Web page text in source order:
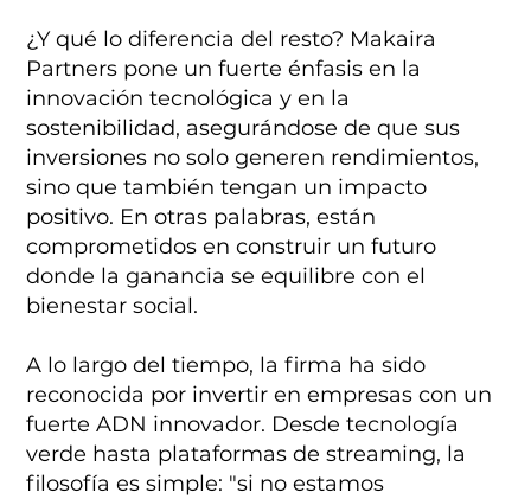
¿Y qué lo diferencia del resto? Makaira
Partners pone un fuerte énfasis en la
innovación tecnológica y en la
sostenibilidad, asegurándose de que sus
inversiones no solo generen rendimientos,
sino que también tengan un impacto
positivo. En otras palabras, están
comprometidos en construir un futuro
donde la ganancia se equilibre con el
bienestar social.
A lo largo del tiempo, la firma ha sido
reconocida por invertir en empresas con un
fuerte ADN innovador. Desde tecnología
verde hasta plataformas de streaming, la
filosofía es simple: "si no estamos